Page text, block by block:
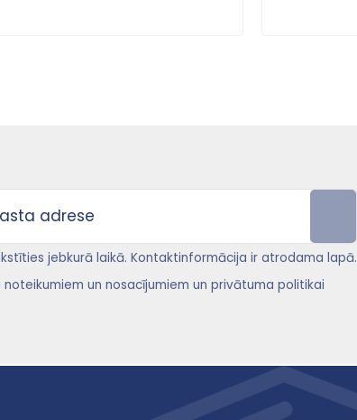
jebkurā laikā. Kontaktinformācija ir atrodama lapā.
noteikumiem un nosacījumiem un privātuma politikai